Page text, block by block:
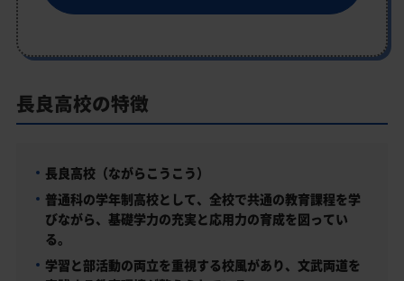
長良高校の特徴
長良高校（ながらこうこう）
普通科の学年制高校として、全校で共通の教育課程を学
びながら、基礎学力の充実と応用力の育成を図ってい
る。
学習と部活動の両立を重視する校風があり、文武両道を